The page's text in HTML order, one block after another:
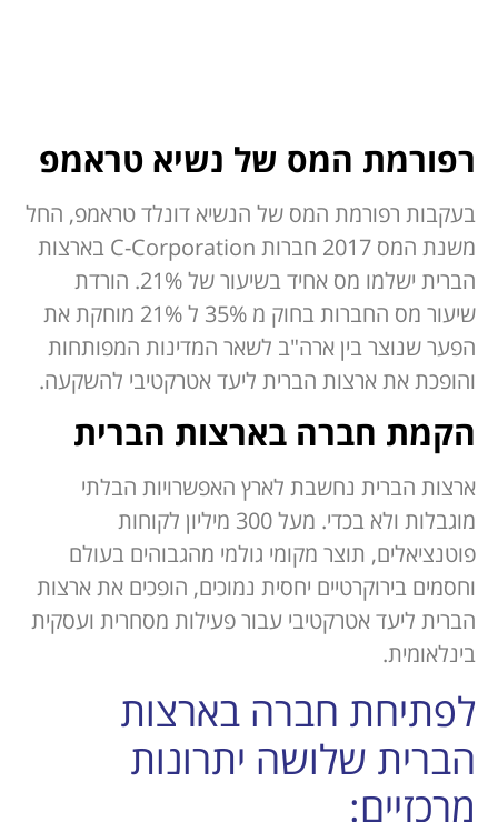
רפורמת המס של נשיא טראמפ
בעקבות רפורמת המס של הנשיא דונלד טראמפ, החל
משנת המס 2017 חברות C-Corporation בארצות
הברית ישלמו מס אחיד בשיעור של 21%. הורדת
שיעור מס החברות בחוק מ 35% ל 21% מוחקת את
הפער שנוצר בין ארה"ב לשאר המדינות המפותחות
והופכת את ארצות הברית ליעד אטרקטיבי להשקעה.
הקמת חברה בארצות הברית
ארצות הברית נחשבת לארץ האפשרויות הבלתי
מוגבלות ולא בכדי. מעל 300 מיליון לקוחות
פוטנציאלים, תוצר מקומי גולמי מהגבוהים בעולם
וחסמים בירוקרטיים יחסית נמוכים, הופכים את ארצות
הברית ליעד אטרקטיבי עבור פעילות מסחרית ועסקית
בינלאומית.
לפתיחת חברה בארצות
הברית שלושה יתרונות
מרכזיים: